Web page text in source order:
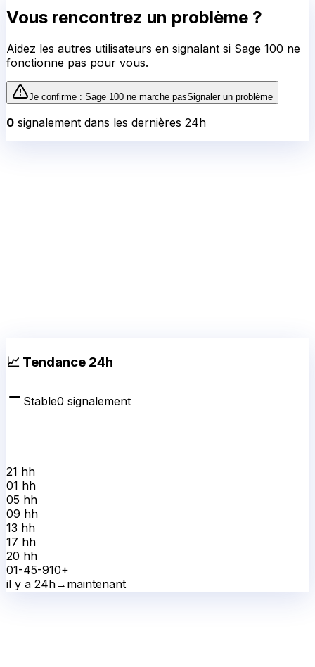
Vous rencontrez un problème ?
Aidez les autres utilisateurs en signalant si Sage 100 ne
fonctionne pas pour vous.
Je confirme : Sage 100 ne marche pasSignaler un problème
0 signalement dans les dernières 24h
📈 Tendance 24h
Stable0 signalement
21 hh
01 hh
05 hh
09 hh
13 hh
17 hh
20 hh
01-45-910+
il y a 24h→ maintenant